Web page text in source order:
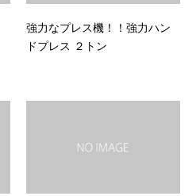
強力なプレス機！！強力ハン
ドプレス ２トン